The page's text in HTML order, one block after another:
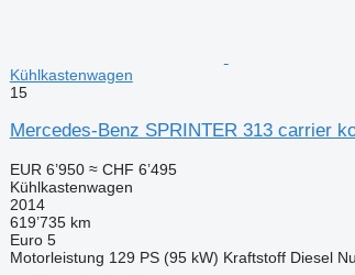
Kühlkastenwagen
15
Mercedes-Benz SPRINTER 313 carrier
EUR 6’950 ≈ CHF 6’495
Kühlkastenwagen
2014
619’735 km
Euro 5
Motorleistung 129 PS (95 kW) Kraftstoff Diesel